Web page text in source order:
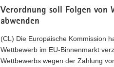
Verordnung soll Folgen von
abwenden
(CL) Die Europäische Kommission
Wettbewerb im EU-Binnenmarkt
Wettbewerbs wegen der Zahlung